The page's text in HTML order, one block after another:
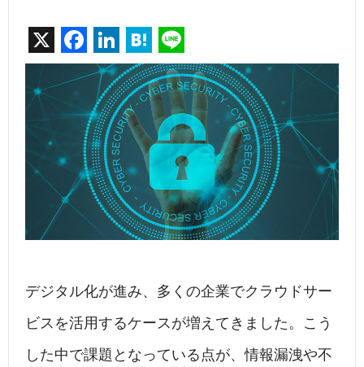
X
F
a
c
e
b
o
o
k
Li
n
k
e
dI
n
H
at
e
n
a
n
e
デジタル化が進み、多くの企業でクラウドサー
ビスを活用するケースが増えてきました。こう
した中で課題となっている点が、情報漏洩や不